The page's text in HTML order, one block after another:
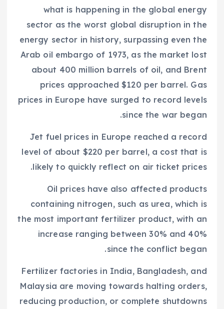
what is happening in the global energy
sector as the worst global disruption in the
energy sector in history, surpassing even the
Arab oil embargo of 1973, as the market lost
about 400 million barrels of oil, and Brent
prices approached $120 per barrel. Gas
prices in Europe have surged to record levels
since the war began.
Jet fuel prices in Europe reached a record
level of about $220 per barrel, a cost that is
likely to quickly reflect on air ticket prices.
Oil prices have also affected products
containing nitrogen, such as urea, which is
the most important fertilizer product, with an
increase ranging between 30% and 40%
since the conflict began.
Fertilizer factories in India, Bangladesh, and
Malaysia are moving towards halting orders,
reducing production, or complete shutdowns